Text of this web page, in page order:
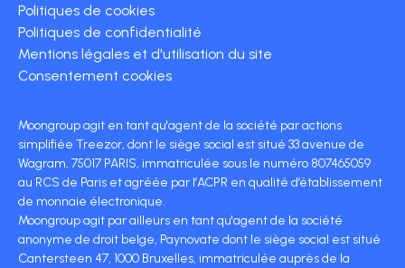
Politiques de cookies
Politiques de confidentialité
Mentions légales et d'utilisation du site
Consentement cookies
Moongroup agit en tant qu'agent de la société par actions
simplifiée Treezor, dont le siège social est situé 33 avenue de
Wagram, 75017 PARIS, immatriculée sous le numéro 807465059
au RCS de Paris et agréée par l’ACPR en qualité d’établissement
de monnaie électronique.
Moongroup agit par ailleurs en tant qu'agent de la société
anonyme de droit belge, Paynovate dont le siège social est situé
Cantersteen 47, 1000 Bruxelles, immatriculée auprès de la